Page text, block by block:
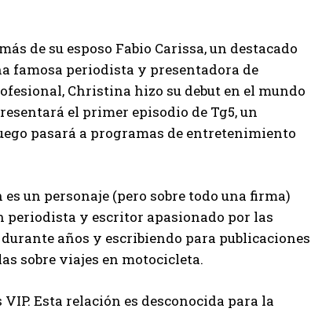
de su esposo Fabio Carissa, un destacado
famosa periodista y presentadora de
Christina hizo su debut en el mundo
el primer episodio de Tg5, un
pasará a programas de entretenimiento
un personaje (pero sobre todo una firma)
periodista y escritor apasionado por las
años y escribiendo para publicaciones
sobre viajes en motocicleta.
Esta relación es desconocida para la